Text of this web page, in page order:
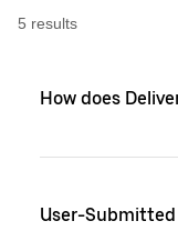
5 results
How does
User-Submitted